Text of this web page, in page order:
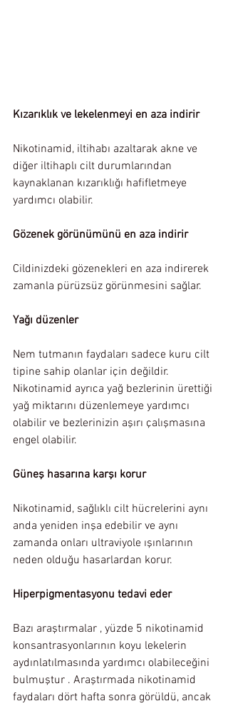
Kızarıklık ve lekelenmeyi en aza indirir
Nikotinamid, iltihabı azaltarak akne ve
diğer iltihaplı cilt durumlarından
kaynaklanan kızarıklığı hafifletmeye
yardımcı olabilir.
Gözenek görünümünü en aza indirir
Cildinizdeki gözenekleri en aza indirerek
zamanla pürüzsüz görünmesini sağlar.
Yağı düzenler
Nem tutmanın faydaları sadece kuru cilt
tipine sahip olanlar için değildir.
Nikotinamid ayrıca yağ bezlerinin ürettiği
yağ miktarını düzenlemeye yardımcı
olabilir ve bezlerinizin aşırı çalışmasına
engel olabilir.
Güneş hasarına karşı korur
Nikotinamid, sağlıklı cilt hücrelerini aynı
anda yeniden inşa edebilir ve aynı
zamanda onları ultraviyole ışınlarının
neden olduğu hasarlardan korur.
Hiperpigmentasyonu tedavi eder
Bazı araştırmalar , yüzde 5 nikotinamid
konsantrasyonlarının koyu lekelerin
aydınlatılmasında yardımcı olabileceğini
bulmuştur . Araştırmada nikotinamid
faydaları dört hafta sonra görüldü, ancak